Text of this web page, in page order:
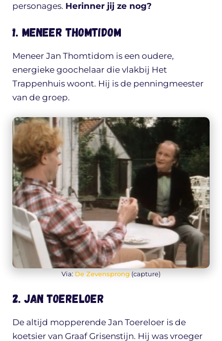
personages. Herinner jij ze nog?
1. Meneer Thomtidom
Meneer Jan Thomtidom is een oudere,
energieke goochelaar die vlakbij Het
Trappenhuis woont. Hij is de penningmeester
van de groep.
Via: De Zevensprong (capture)
2. Jan Toereloer
De altijd mopperende Jan Toereloer is de
koetsier van Graaf Grisenstijn. Hij was vroeger